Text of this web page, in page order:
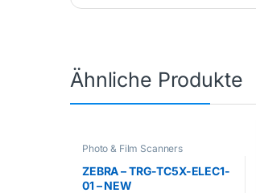
Ähnliche Produkte
Photo & Film Scanners
ZEBRA – TRG-TC5X-ELEC1-
01 – NEW